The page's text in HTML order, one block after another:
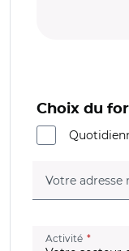
Choix du
Votre adresse
Activité (champ